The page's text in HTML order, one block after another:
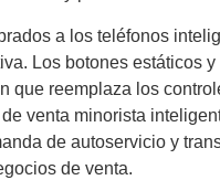
a los teléfonos
Los botones estáticos
que reemplaza los
venta minorista
de autoservicio y
de venta.